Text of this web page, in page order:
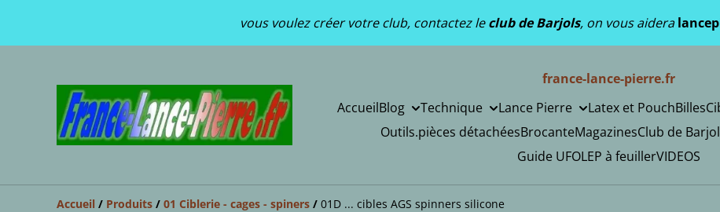
vous voulez créer votre club, contactez leclub de Barjols, on vous aidera
france-lance-pierre.fr
AccueilBlog Technique Lance Pierre Latex et PouchBilles
Outils.pièces détachéesBrocanteMagazinesClub de
Guide UFOLEP à feuillerVIDEOS
Accueil / Produits / 01 Ciblerie - cages - spiners / 01D ... cibles AGS spinners silicone